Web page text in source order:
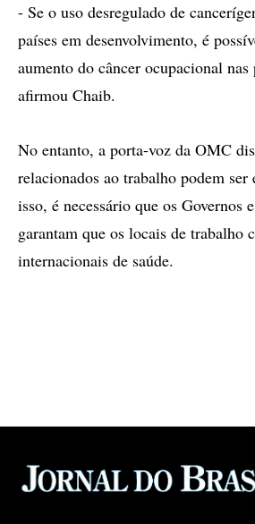
- Se o uso desregulado de
países em desenvolvimento, é
aumento do câncer ocupacional
afirmou Chaib.
No entanto, a porta-voz da OMC
relacionados ao trabalho podem ser
isso, é necessário que os Governos
garantam que os locais de trabalho
internacionais de saúde.